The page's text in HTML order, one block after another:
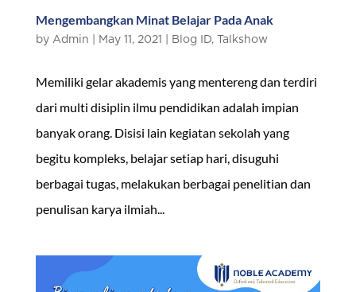
Mengembangkan Minat Belajar Pada Anak
by Admin May 11, 2021 Blog ID, Talkshow
Memiliki gelar akademis yang mentereng dan terdiri
dari multi disiplin ilmu pendidikan adalah impian
banyak orang. Disisi lain kegiatan sekolah yang
begitu kompleks, belajar setiap hari, disuguhi
berbagai tugas, melakukan berbagai penelitian dan
penulisan karya ilmiah...